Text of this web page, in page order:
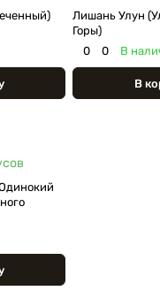
Лишань Улун
Горы)
0
0 В
В